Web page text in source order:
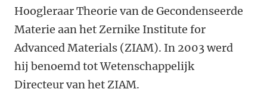
Hoogleraar Theorie van de Gecondenseerde
Materie aan het Zernike Institute for
Advanced Materials (ZIAM). In 2003 werd
hij benoemd tot Wetenschappelijk
Directeur van het ZIAM.